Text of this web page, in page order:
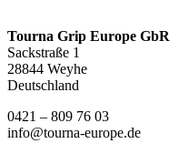
Tourna Grip Europe GbR
Sackstraße 1
28844 Weyhe
Deutschland
0421 – 809 76 03
info@tourna-europe.de